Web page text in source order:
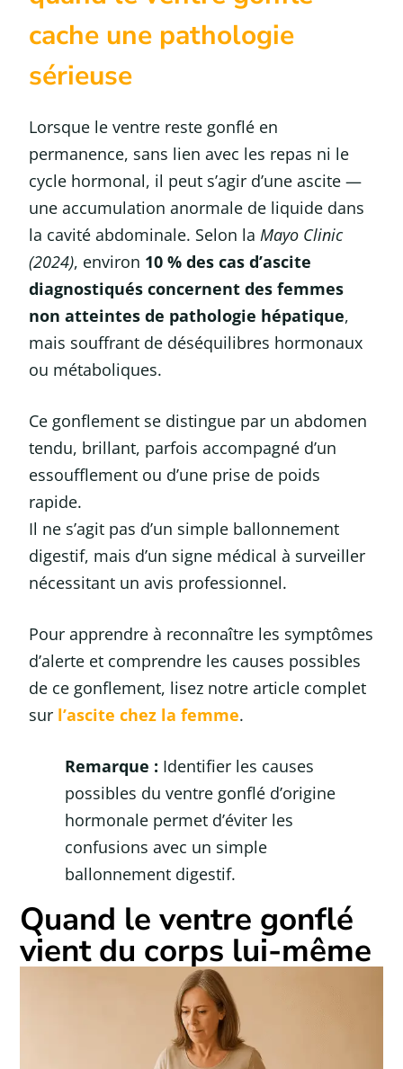
cache une pathologie
sérieuse
Lorsque le ventre reste gonflé en
permanence, sans lien avec les repas ni le
cycle hormonal, il peut s’agir d’une ascite —
une accumulation anormale de liquide dans
la cavité abdominale. Selon la Mayo Clinic
(2024), environ 10 % des cas d’ascite
diagnostiqués concernent des femmes
non atteintes de pathologie hépatique,
mais souffrant de déséquilibres hormonaux
ou métaboliques.
Ce gonflement se distingue par un abdomen
tendu, brillant, parfois accompagné d’un
essoufflement ou d’une prise de poids
rapide.
Il ne s’agit pas d’un simple ballonnement
digestif, mais d’un signe médical à surveiller
nécessitant un avis professionnel.
Pour apprendre à reconnaître les symptômes
d’alerte et comprendre les causes possibles
de ce gonflement, lisez notre article complet
sur l’ascite chez la femme.
Remarque : Identifier les causes
possibles du ventre gonflé d’origine
hormonale permet d’éviter les
confusions avec un simple
ballonnement digestif.
Quand le ventre gonflé
vient du corps lui-même